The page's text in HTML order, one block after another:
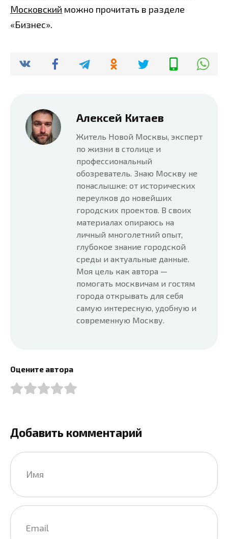
Московский можно прочитать в разделе
«Бизнес».
Алексей Китаев
Житель Новой Москвы, эксперт
по жизни в столице и
профессиональный
обозреватель. Знаю Москву не
понаслышке: от исторических
переулков до новейших
городских проектов. В своих
материалах опираюсь на
личный многолетний опыт,
глубокое знание городской
среды и актуальные данные.
Моя цель как автора —
помогать москвичам и гостям
города открывать для себя
самую интересную, удобную и
современную Москву.
Оцените автора
Добавить комментарий
Имя
Email